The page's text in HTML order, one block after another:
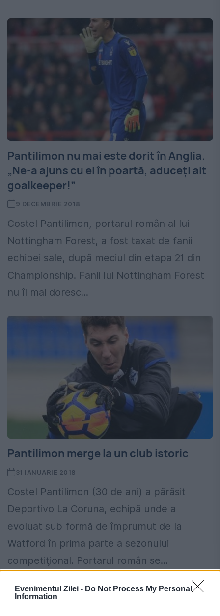
Evenimentul Zilei - Do Not Process My Personal
Information
Pantilimon nu mai este dorit în Anglia.
„Ne-a ajuns cu el în poartă, aduceţi alt
goalkeeper!”
9 DECEMBRIE 2018
Costel Pantilimon, portarul român al lui
Nottingham Forest, a fost taxat de fanii
echipei sale, după meciul din etapa 21 din
Championship. Fanii lui Nottingham Forest
nu îl mai doresc...
Pantilimon merge la un club istoric
31 IANUARIE 2018
Costel Pantilimon (30 de ani) a părăsit
Deportivo La Coruna, echipă unde a
evoluat sub formă de împrumut de la
Watford în prima parte a sezonului
competiţional. Portarul român se...